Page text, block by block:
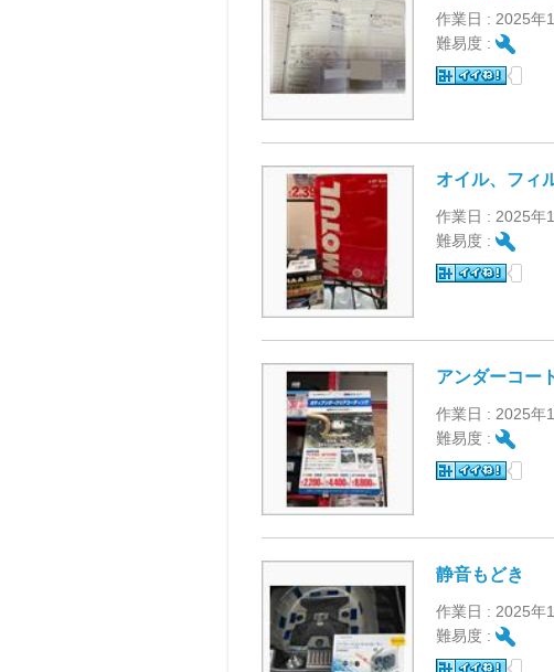
作業日 : 2025年
難易度 :
オイル、フィ
作業日 : 2025年
難易度 :
アンダーコー
作業日 : 2025年
難易度 :
静音もどき
作業日 : 2025年
難易度 :